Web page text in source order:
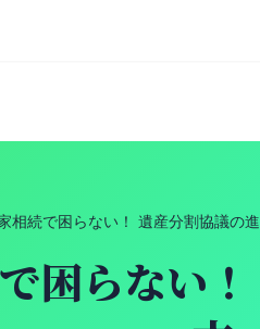
相続で困らない！ 遺産分割協議の
困らない